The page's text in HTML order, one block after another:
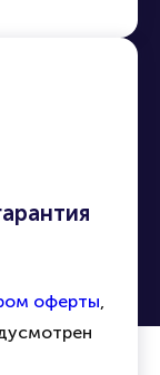
оферты,